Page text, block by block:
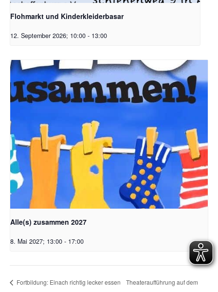
Flohmarkt und Kinderkleiderbasar
12. September 2026; 10:00 - 13:00
Alle(s) zusammen 2027
8. Mai 2027; 13:00 - 17:00
Fortbildung: Einach richtig lecker essen
Theateraufführung auf dem